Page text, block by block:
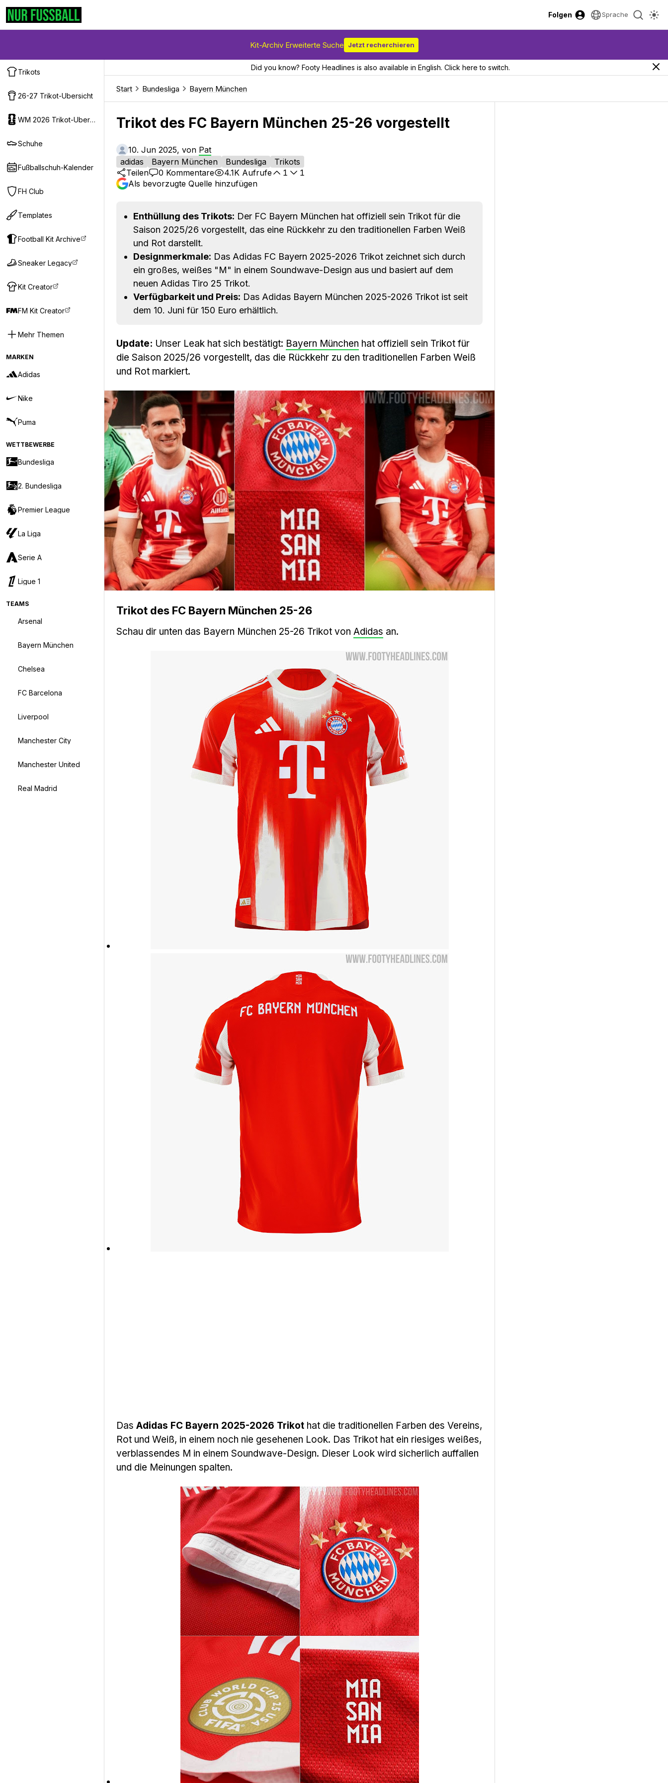
Folgen Sprache
Kit-Archiv Erweiterte Suche Jetzt recherchieren
Trikots
26-27 Trikot-Ubersicht
WM 2026 Trikot-Ubersicht
Schuhe
Fußballschuh-Kalender
FH Club
Templates
Football Kit Archive
Sneaker Legacy
Kit Creator
FM Kit Creator
Mehr Themen
MARKEN
Adidas
Nike
Puma
WETTBEWERBE
Bundesliga
2. Bundesliga
Premier League
La Liga
Serie A
Ligue 1
TEAMS
Arsenal
Bayern München
Chelsea
FC Barcelona
Liverpool
Manchester City
Manchester United
Real Madrid
Did you know? Footy Headlines is also available in English. Click here to switch.
Start Bundesliga Bayern München
Trikot des FC Bayern München 25-26 vorgestellt
10. Jun 2025, von Pat
adidas
Bayern München Bundesliga
Trikots
Teilen
0 Kommentare 4.1K Aufrufe 1
1
Als bevorzugte Quelle hinzufügen
Enthüllung des Trikots: Der FC Bayern München hat offiziell sein Trikot für die
Saison 2025/26 vorgestellt, das eine Rückkehr zu den traditionellen Farben Weiß
und Rot darstellt.
Designmerkmale: Das Adidas FC Bayern 2025-2026 Trikot zeichnet sich durch
ein großes, weißes "M" in einem Soundwave-Design aus und basiert auf dem
neuen Adidas Tiro 25 Trikot.
Verfügbarkeit und Preis: Das Adidas Bayern München 2025-2026 Trikot ist seit
dem 10. Juni für 150 Euro erhältlich.
Update: Unser Leak hat sich bestätigt: Bayern München hat offiziell sein Trikot für
die Saison 2025/26 vorgestellt, das die Rückkehr zu den traditionellen Farben Weiß
und Rot markiert.
Trikot des FC Bayern München 25-26
Schau dir unten das Bayern München 25-26 Trikot von Adidas an.
Das Adidas FC Bayern 2025-2026 Trikot hat die traditionellen Farben des Vereins,
Rot und Weiß, in einem noch nie gesehenen Look. Das Trikot hat ein riesiges weißes,
verblassendes M in einem Soundwave-Design. Dieser Look wird sicherlich auffallen
und die Meinungen spalten.